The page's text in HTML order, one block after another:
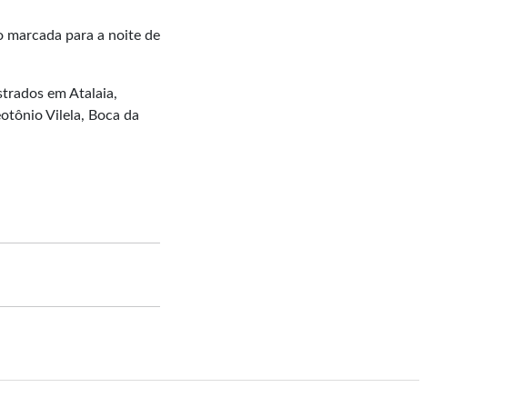
marcada para a noite de
em Atalaia,
Vilela, Boca da